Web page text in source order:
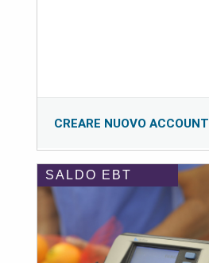
CREARE NUOVO ACCOUNT
SALDO EBT